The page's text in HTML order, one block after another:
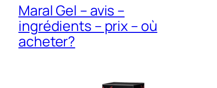
Maral Gel – avis –
ingrédients – prix – où
acheter?